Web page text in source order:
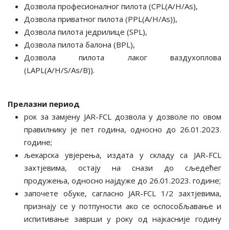
Дозвола професионалног пилота (CPL(A/H/As),
Дозвола приватног пилота (PPL(А/H/As)),
Дозвола пилота једрилице (SPL),
Дозвола пилота балона (BPL),
Дозвола пилота лаког ваздухоплова
(LAPL(А/H/S/As/B)).
Прелазни период
рок за замјену JAR-FCL дозвола у дозволе по овом
правилнику је пет година, односно до 26.01.2023.
године;
љекарска увјерења, издата у складу са JAR-FCL
захтјевима, остају на снази до сљедећег
продужења, односно најдуже до 26.01.2023. године;
започете обуке, сагласно JAR-FCL 1/2 захтјевима,
признају се у потпуности ако се оспособљавање и
испитивање заврши у року од најкасније годину